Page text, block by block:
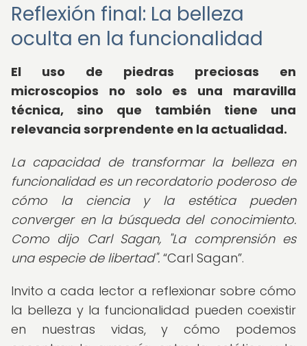
Reflexión final: La belleza
oculta en la funcionalidad
El uso de piedras preciosas en
microscopios no solo es una maravilla
técnica, sino que también tiene una
relevancia sorprendente en la actualidad.
La capacidad de transformar la belleza en
funcionalidad es un recordatorio poderoso de
cómo la ciencia y la estética pueden
converger en la búsqueda del conocimiento.
Como dijo Carl Sagan, "La comprensión es
una especie de libertad". Carl Sagan .
Invito a cada lector a reflexionar sobre cómo
la belleza y la funcionalidad pueden coexistir
en nuestras vidas, y cómo podemos